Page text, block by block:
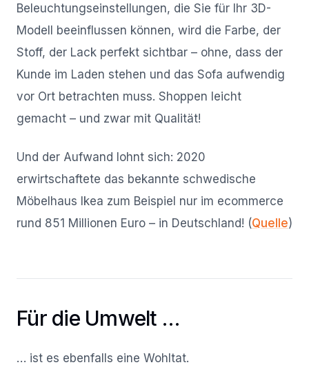
Beleuchtungseinstellungen, die Sie für Ihr 3D-
Modell beeinflussen können, wird die Farbe, der
Stoff, der Lack perfekt sichtbar – ohne, dass der
Kunde im Laden stehen und das Sofa aufwendig
vor Ort betrachten muss. Shoppen leicht
gemacht – und zwar mit Qualität!
Und der Aufwand lohnt sich: 2020
erwirtschaftete das bekannte schwedische
Möbelhaus Ikea zum Beispiel nur im ecommerce
rund 851 Millionen Euro – in Deutschland! (Quelle)
Für die Umwelt …
… ist es ebenfalls eine Wohltat.